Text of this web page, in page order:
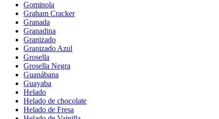
Gominola
Graham Cracker
Granada
Granadina
Granizado
Granizado Azul
Grosella
Grosella Negra
Guanábana
Guayaba
Helado
Helado de chocolate
Helado de Fresa